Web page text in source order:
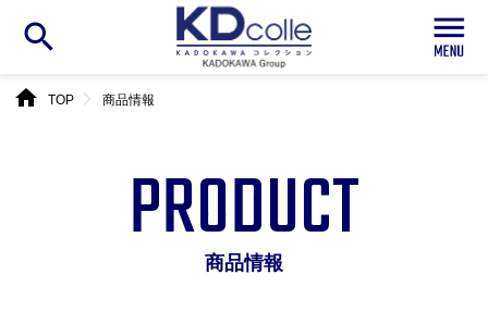
search
home TOPchevron_right 商品情報
PRODUCT
商品情報